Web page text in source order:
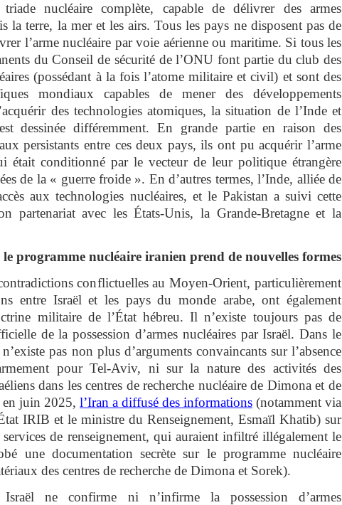
triade nucléaire complète, capable de délivrer des armes
la terre, la mer et les airs. Tous les pays ne disposent pas de
l’arme nucléaire par voie aérienne ou maritime. Si tous les
du Conseil de sécurité de l’ONU font partie du club des
(possédant à la fois l’atome militaire et civil) et sont des
mondiaux capables de mener des développements
des technologies atomiques, la situation de l’Inde et
dessinée différemment. En grande partie en raison des
persistants entre ces deux pays, ils ont pu acquérir l’arme
était conditionné par le vecteur de leur politique étrangère
de la « guerre froide ». En d’autres termes, l’Inde, alliée de
aux technologies nucléaires, et le Pakistan a suivi cette
partenariat avec les États-Unis, la Grande-Bretagne et la
programme nucléaire iranien prend de nouvelles formes
conflictuelles au Moyen-Orient, particulièrement
entre Israël et les pays du monde arabe, ont également
militaire de l’État hébreu. Il n’existe toujours pas de
de la possession d’armes nucléaires par Israël. Dans le
pas non plus d’arguments convaincants sur l’absence
pour Tel-Aviv, ni sur la nature des activités des
dans les centres de recherche nucléaire de Dimona et de
juin 2025, l’Iran a diffusé des informations (notamment via
IRIB et le ministre du Renseignement, Esmaïl Khatib) sur
services de renseignement, qui auraient infiltré illégalement le
une documentation secrète sur le programme nucléaire
des centres de recherche de Dimona et Sorek).
Israël ne confirme ni n’infirme la possession d’armes